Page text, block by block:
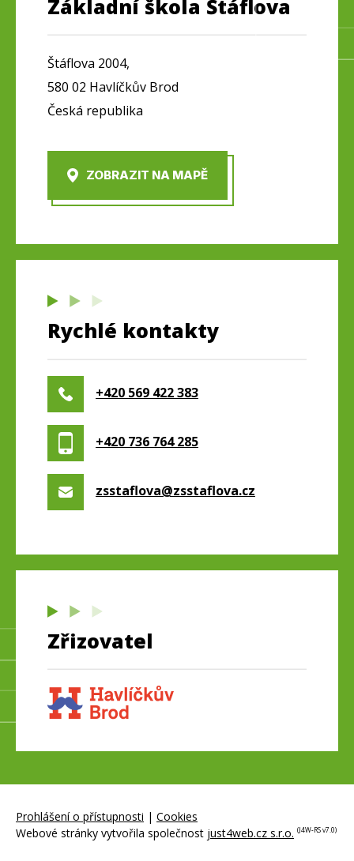
Základní škola Štáflova
Štáflova 2004,
580 02 Havlíčkův Brod
Česká republika
ZOBRAZIT NA MAPĚ
Rychlé kontakty
+420 569 422 383
+420 736 764 285
zsstaflova@zsstaflova.cz
Zřizovatel
Prohlášení o přístupnosti | Cookies
Webové stránky vytvořila společnost just4web.cz s.r.o. (J4W-RS v7.0)